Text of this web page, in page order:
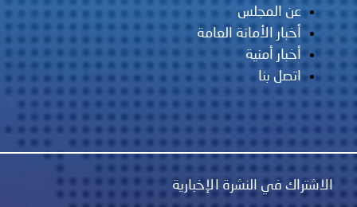
عن المجلس
أخبار الأمانة العامة
أخبار أمنية
اتصل بنا
في النشرة الإخبارية